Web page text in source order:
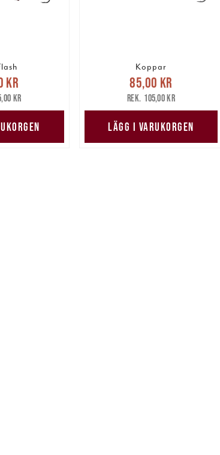
pris
pris
kr
kr
kr
Koppar
Nuvarande pris
85,00 krTidigare pris
105,00 kr
85,00 kr
105,00 kr
LÄGG I VARUKORGEN